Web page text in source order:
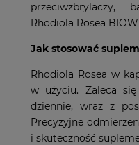
przeciwzbrylaczy,
Rhodiola Rosea
Jak stosować
Rhodiola Rosea w
w użyciu. Zaleca się
dziennie, wraz z
Precyzyjne
i skuteczność